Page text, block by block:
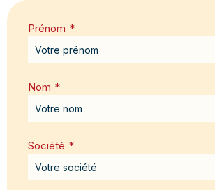
Prénom *
Nom *
Société *